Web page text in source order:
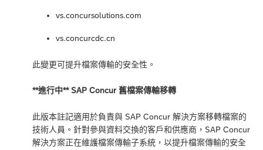
vs.concursolutions.com
vs.concurcdc.cn
此變更可提升檔案傳輸的安全性。
**進行中** SAP Concur 舊檔案傳輸移轉
此版本註記適用於負責與 SAP Concur 解決方案移轉檔案的
技術人員。針對參與資料交換的客戶和供應商，SAP Concur
解決方案正在維護檔案傳輸子系統，以提升檔案傳輸的安全